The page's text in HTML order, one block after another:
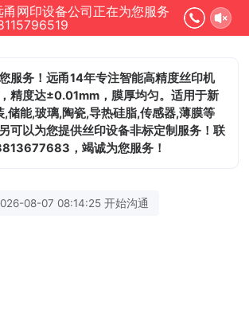
甬网印设备公司正在为您服务
服务！远甬14年专注智能高精度丝印机
精度达±0.01mm，膜厚均匀。适用于新
,储能,玻璃,陶瓷,导热硅脂,传感器,薄膜等
可以为您提供丝印设备非标定制服务！联
，竭诚为您服务！
08-07 08:14:25 开始沟通